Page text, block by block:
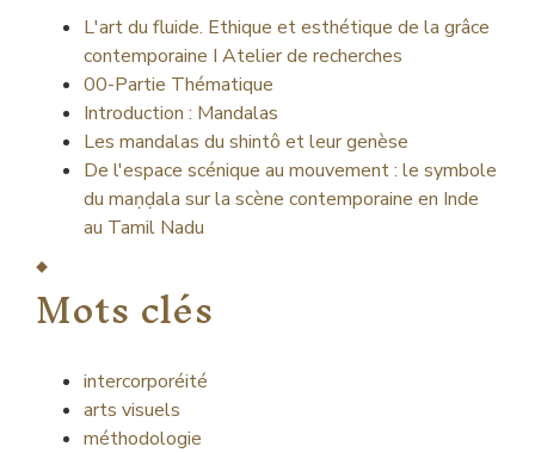
L'art du fluide. Ethique et esthétique de la grâce
contemporaine I Atelier de recherches
00-Partie Thématique
Introduction : Mandalas
Les mandalas du shintô et leur genèse
De l'espace scénique au mouvement : le symbole
du maṇḍala sur la scène contemporaine en Inde
au Tamil Nadu
Mots clés
intercorporéité
arts visuels
méthodologie